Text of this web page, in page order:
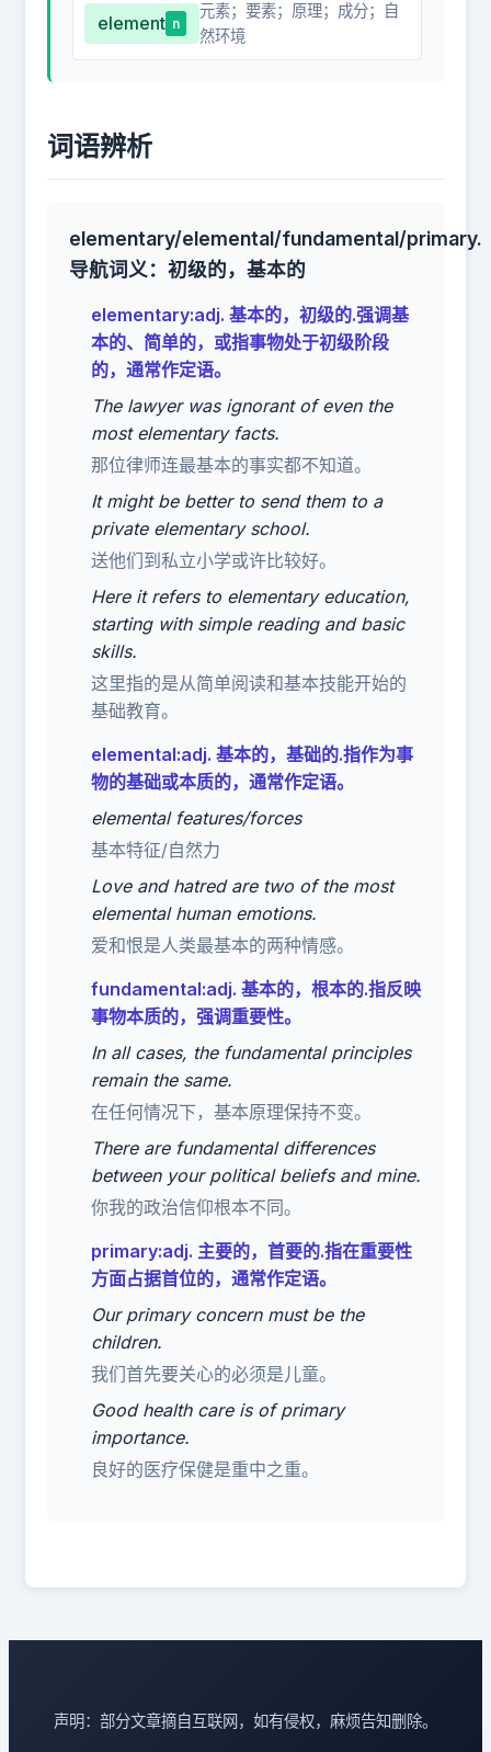
element n
元素；要素；原理；成分；自
然环境
词语辨析
elementary/elemental/fundamental/primary.
导航词义：初级的，基本的
elementary:adj. 基本的，初级的.强调基
本的、简单的，或指事物处于初级阶段
的，通常作定语。
The lawyer was ignorant of even the
most elementary facts.
那位律师连最基本的事实都不知道。
It might be better to send them to a
private elementary school.
送他们到私立小学或许比较好。
Here it refers to elementary education,
starting with simple reading and basic
skills.
这里指的是从简单阅读和基本技能开始的
基础教育。
elemental:adj. 基本的，基础的.指作为事
物的基础或本质的，通常作定语。
elemental features/forces
基本特征/自然力
Love and hatred are two of the most
elemental human emotions.
爱和恨是人类最基本的两种情感。
fundamental:adj. 基本的，根本的.指反映
事物本质的，强调重要性。
In all cases, the fundamental principles
remain the same.
在任何情况下，基本原理保持不变。
There are fundamental differences
between your political beliefs and mine.
你我的政治信仰根本不同。
primary:adj. 主要的，首要的.指在重要性
方面占据首位的，通常作定语。
Our primary concern must be the
children.
我们首先要关心的必须是儿童。
Good health care is of primary
importance.
良好的医疗保健是重中之重。
声明：部分文章摘自互联网，如有侵权，麻烦告知删除。